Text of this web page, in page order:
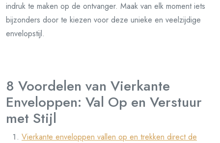
indruk te maken op de ontvanger. Maak van elk moment iets
bijzonders door te kiezen voor deze unieke en veelzijdige
envelopstijl.
8 Voordelen van Vierkante
Enveloppen: Val Op en Verstuur
met Stijl
Vierkante enveloppen vallen op en trekken direct de